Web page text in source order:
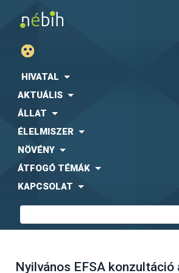
HIVATAL
AKTUÁLIS
ÁLLAT
ÉLELMISZER
NÖVÉNY
ÁTFOGÓ TÉMÁK
KAPCSOLAT
Nyilvános EFSA konzultáció